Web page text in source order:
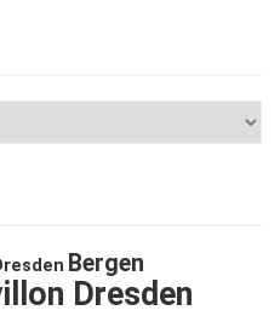
Bergen
Dresden